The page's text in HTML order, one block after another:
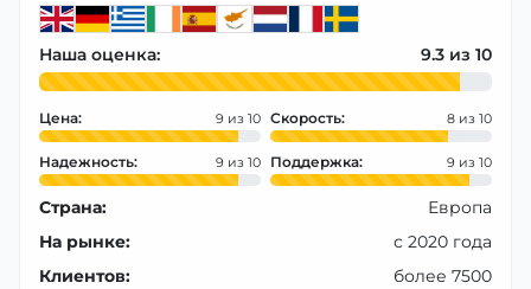
Наша оценка: 9.3
Цена: 9 Скорость: 8
Надежность: 9 Поддержка: 9
Страна:
Европа
На рынке:
с 2020 года
Клиентов:
более 7500